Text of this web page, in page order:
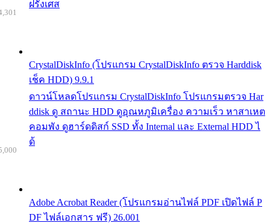
ฝรั่งเศส
CrystalDiskInfo (โปรแกรม CrystalDiskInfo ตรวจ Harddisk
เช็ค HDD) 9.9.1
ดาวน์โหลดโปรแกรม CrystalDiskInfo โปรแกรมตรวจ Har
ddisk ดู สถานะ HDD ดูอุณหภูมิเครื่อง ความเร็ว หาสาเหต
คอมพัง ดูฮาร์ดดิสก์ SSD ทั้ง Internal และ External HDD ไ
ด้
Adobe Acrobat Reader (โปรแกรมอ่านไฟล์ PDF เปิดไฟล์ P
DF ไฟล์เอกสาร ฟรี) 26.001